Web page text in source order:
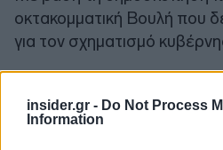
insider.gr - Do Not Process
Information
οκτακομματική Βουλή που
για τον σχηματισμό